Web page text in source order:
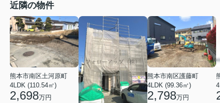
近隣の物件
熊本市南区土河原町
4LDK (110.54㎡)
2,698万円
熊本市南区護藤町
4LDK (99.36㎡)
2,798万円